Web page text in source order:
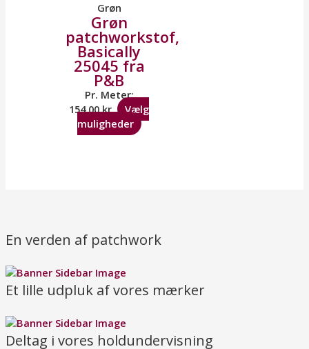
Grøn
Grøn
patchworkstof,
Basically
25045 fra
P&B
Pr. Meter:
154,00kr.
Vælg
muligheder
En verden af patchwork
Et lille udpluk af vores mærker
Deltag i vores holdundervisning